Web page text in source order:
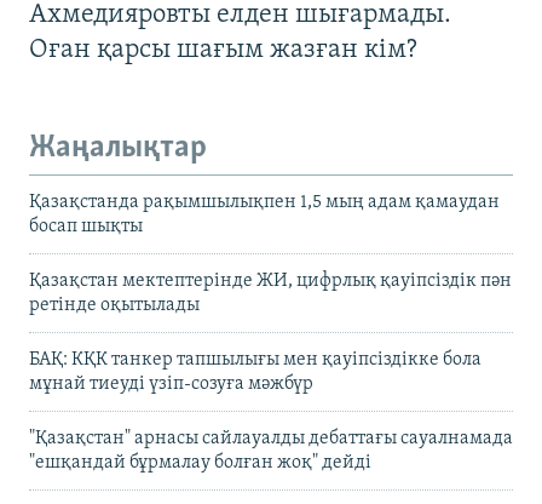
Ахмедияровты елден шығармады.
Оған қарсы шағым жазған кім?
Жаңалықтар
Қазақстанда рақымшылықпен 1,5 мың адам қамаудан
босап шықты
Қазақстан мектептерінде ЖИ, цифрлық қауіпсіздік пән
ретінде оқытылады
БАҚ: КҚК танкер тапшылығы мен қауіпсіздікке бола
мұнай тиеуді үзіп-созуға мәжбүр
"Қазақстан" арнасы сайлауалды дебаттағы сауалнамада
"ешқандай бұрмалау болған жоқ" дейді